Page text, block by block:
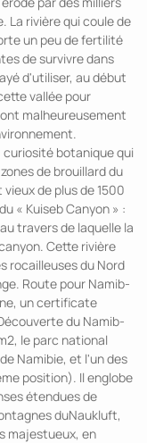
La rivière qui coule de
un peu de fertilité
de survivre dans
d'utiliser, au début
vallée pour
malheureusement
curiosité botanique qui
de brouillard du
de plus de 1500
« Kuiseb Canyon » :
travers de laquelle la
Cette rivière
rocailleuses du Nord
Route pour Namib-
un certificate
du Namib-
le parc national
Namibie, et l'un des
position). Il englobe
étendues de
duNaukluft,
majestueux, en